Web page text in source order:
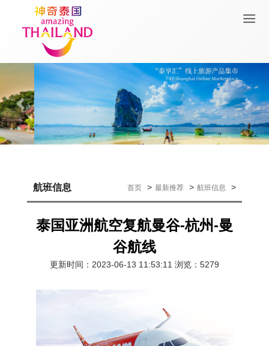
Previous Next
航班信息 首页 > 最新推荐 > 航班信息 >
泰国亚洲航空复航曼谷-杭州-曼
谷航线
更新时间：2023-06-13 11:53:11 浏览：5279